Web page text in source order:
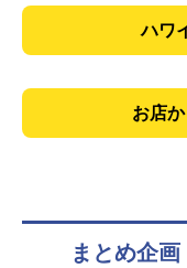
ハワ
お店
まとめ企